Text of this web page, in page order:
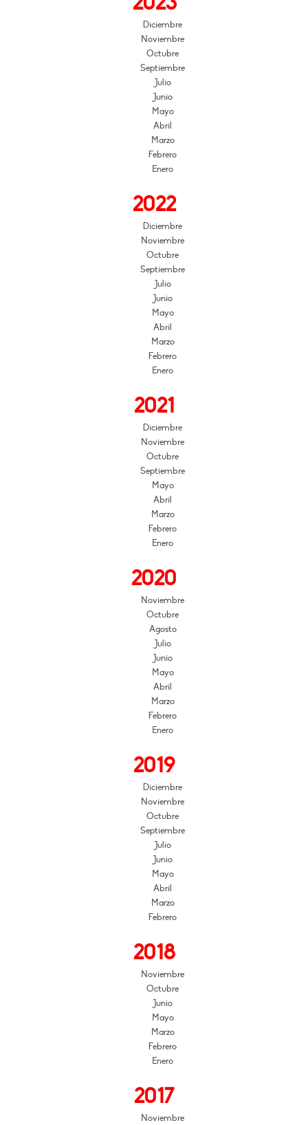
Diciembre
Noviembre
Octubre
Septiembre
Julio
Junio
Mayo
Abril
Marzo
Febrero
Enero
2022
Diciembre
Noviembre
Octubre
Septiembre
Julio
Junio
Mayo
Abril
Marzo
Febrero
Enero
2021
Diciembre
Noviembre
Octubre
Septiembre
Mayo
Abril
Marzo
Febrero
Enero
2020
Noviembre
Octubre
Agosto
Julio
Junio
Mayo
Abril
Marzo
Febrero
Enero
2019
Diciembre
Noviembre
Octubre
Septiembre
Julio
Junio
Mayo
Abril
Marzo
Febrero
2018
Noviembre
Octubre
Junio
Mayo
Marzo
Febrero
Enero
2017
Noviembre